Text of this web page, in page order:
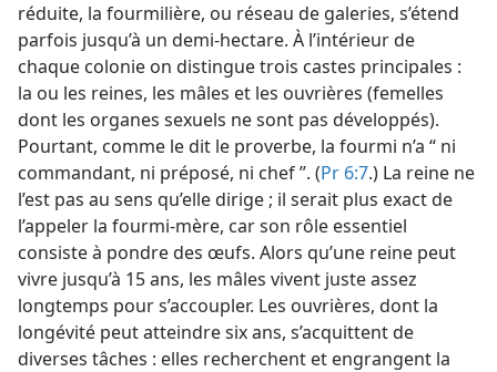
réduite, la fourmilière, ou réseau de galeries, s’étend
parfois jusqu’à un demi-hectare. À l’intérieur de
chaque colonie on distingue trois castes principales :
la ou les reines, les mâles et les ouvrières (femelles
dont les organes sexuels ne sont pas développés).
Pourtant, comme le dit le proverbe, la fourmi n’a “ ni
commandant, ni préposé, ni chef ”. (Pr 6:7.) La reine ne
l’est pas au sens qu’elle dirige ; il serait plus exact de
l’appeler la fourmi-mère, car son rôle essentiel
consiste à pondre des œufs. Alors qu’une reine peut
vivre jusqu’à 15 ans, les mâles vivent juste assez
longtemps pour s’accoupler. Les ouvrières, dont la
longévité peut atteindre six ans, s’acquittent de
diverses tâches : elles recherchent et engrangent la